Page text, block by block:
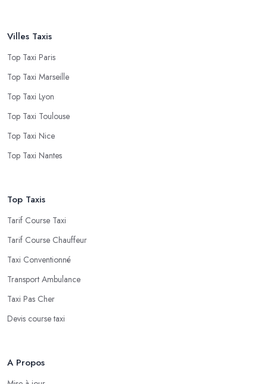
Villes Taxis
Top Taxi Paris
Top Taxi Marseille
Top Taxi Lyon
Top Taxi Toulouse
Top Taxi Nice
Top Taxi Nantes
Top Taxis
Tarif Course Taxi
Tarif Course Chauffeur
Taxi Conventionné
Transport Ambulance
Taxi Pas Cher
Devis course taxi
A Propos